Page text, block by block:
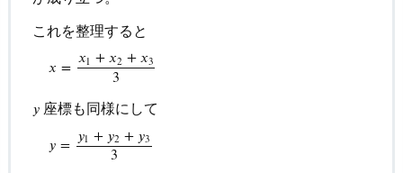
これを整理すると
𝑥 =
𝑥1 + 𝑥2 +𝑥3
3
𝑦座標も同様にして
𝑦 =
𝑦1 + 𝑦2 + 𝑦3
3